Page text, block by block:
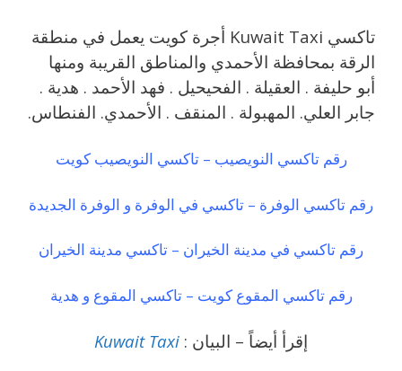
تاكسي Kuwait Taxi أجرة كويت يعمل في منطقة
الرقة بمحافظة الأحمدي والمناطق القريبة ‎ومنها
أبو حليفة . العقيلة . الفحيحيل . فهد الأحمد . هدية .
جابر العلي. المهبولة . المنقف . الأحمدي. الفنطاس.
رقم تاكسي النويصيب – تاكسي النويصيب كويت
رقم تاكسي الوفرة – تاكسي في الوفرة و الوفرة الجديدة
رقم تاكسي في مدينة الخيران – تاكسي مدينة الخيران
رقم تاكسي المقوع كويت – تاكسي المقوع و هدية
إقرأ أيضاً – البيان : Kuwait Taxi